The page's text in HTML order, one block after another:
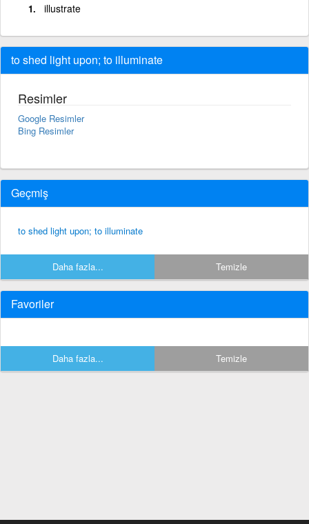
illustrate
to shed light upon; to illuminate
Resimler
Google Resimler
Bing Resimler
Geçmiş
to shed light upon; to illuminate
Daha fazla... Temizle
Favoriler
Daha fazla... Temizle